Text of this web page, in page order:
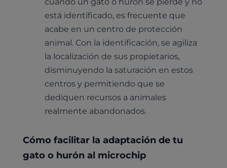
está identificado, es frecuente que
acabe en un centro de protección
animal. Con la identificación, se agiliza
la localización de sus propietarios,
disminuyendo la saturación en estos
centros y permitiendo que se
dediquen recursos a animales
realmente abandonados.
Cómo facilitar la adaptación de tu
gato o hurón al microchip